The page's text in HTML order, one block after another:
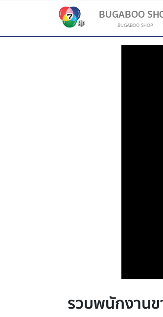
BUGABOO
BUGABOO SHOP
รวบพนักงานข